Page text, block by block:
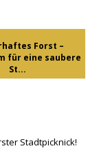
Forst –
für eine saubere
St...
Stadtpicknick!